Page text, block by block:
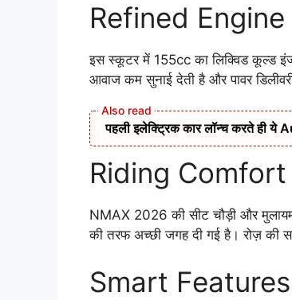
Refined Engine
इस स्कूटर में 155cc का लिक्विड कूल्ड
आवाज कम सुनाई देती है और पावर
पहली इलेक्ट्रिक कार लॉन्च करते ही ये
Riding Comfort
NMAX 2026 की सीट चौड़ी और
की तरफ अच्छी जगह दी गई है। रोज़ की
Smart Features